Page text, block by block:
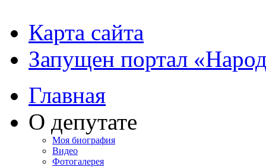
Карта сайта
Запущен портал
Главная
О депутате
Моя биография
Видео
Фотогалерея